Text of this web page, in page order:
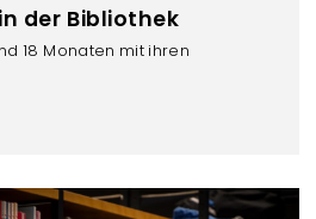
der Bibliothek
18 Monaten mit ihren